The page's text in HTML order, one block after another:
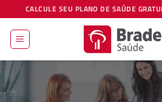
to
content
CALCULE SEU PLANO DE SAÚDE